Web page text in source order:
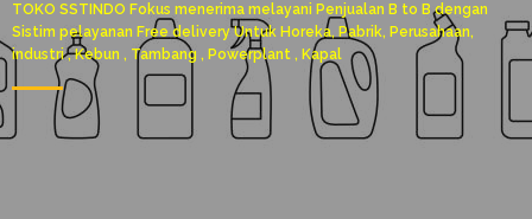
TOKO SSTINDO Fokus menerima melayani Penjualan B to B dengan
Sistim pelayanan Free delivery Untuk Horeka, Pabrik, Perusahaan,
industri , Kebun , Tambang , Powerplant , Kapal